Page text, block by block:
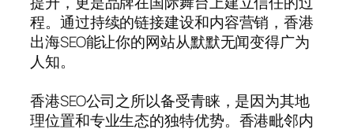
程。通过持续的链接建设和内容营销，香港
出海SEO能让你的网站从默默无闻变得广为
人知。
香港SEO公司之所以备受青睐，是因为其地
理位置和专业生态的独特优势。香港毗邻内